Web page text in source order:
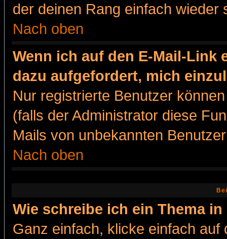
der deinen Rang einfach wieder
Nach oben
Wenn ich auf den E-Mail-Link
dazu aufgefordert, mich
Nur registrierte Benutzer
(falls der Administrator diese
Mails von unbekannten
Nach oben
Wie schreibe ich ein Thema
Ganz einfach, klicke einfach